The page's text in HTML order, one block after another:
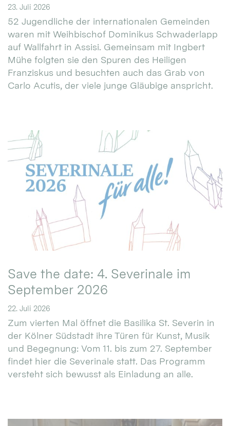
23. Juli 2026
52 Jugendliche der internationalen Gemeinden
waren mit Weihbischof Dominikus Schwaderlapp
auf Wallfahrt in Assisi. Gemeinsam mit Ingbert
Mühe folgten sie den Spuren des Heiligen
Franziskus und besuchten auch das Grab von
Carlo Acutis, der viele junge Gläubige anspricht.
Save the date: 4. Severinale im
September 2026
22. Juli 2026
Zum vierten Mal öffnet die Basilika St. Severin in
der Kölner Südstadt ihre Türen für Kunst, Musik
und Begegnung: Vom 11. bis zum 27. September
findet hier die Severinale statt. Das Programm
versteht sich bewusst als Einladung an alle.